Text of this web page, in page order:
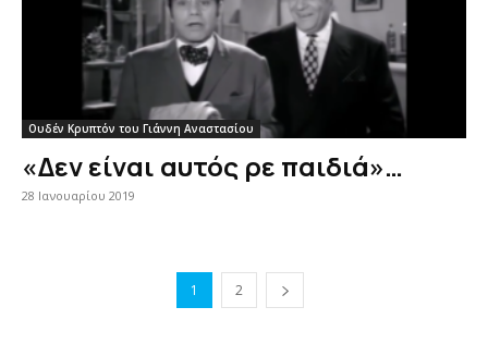
Ουδέν Κρυπτόν του Γιάννη Αναστασίου
«Δεν είναι αυτός ρε παιδιά»…
28 Ιανουαρίου 2019
1 2